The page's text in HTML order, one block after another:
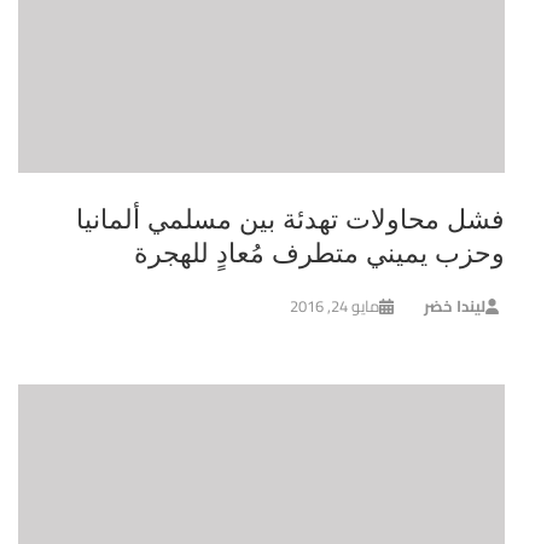
فشل محاولات تهدئة بين مسلمي ألمانيا
وحزب يميني متطرف مُعادٍ للهجرة
ليندا خضر مايو 24, 2016